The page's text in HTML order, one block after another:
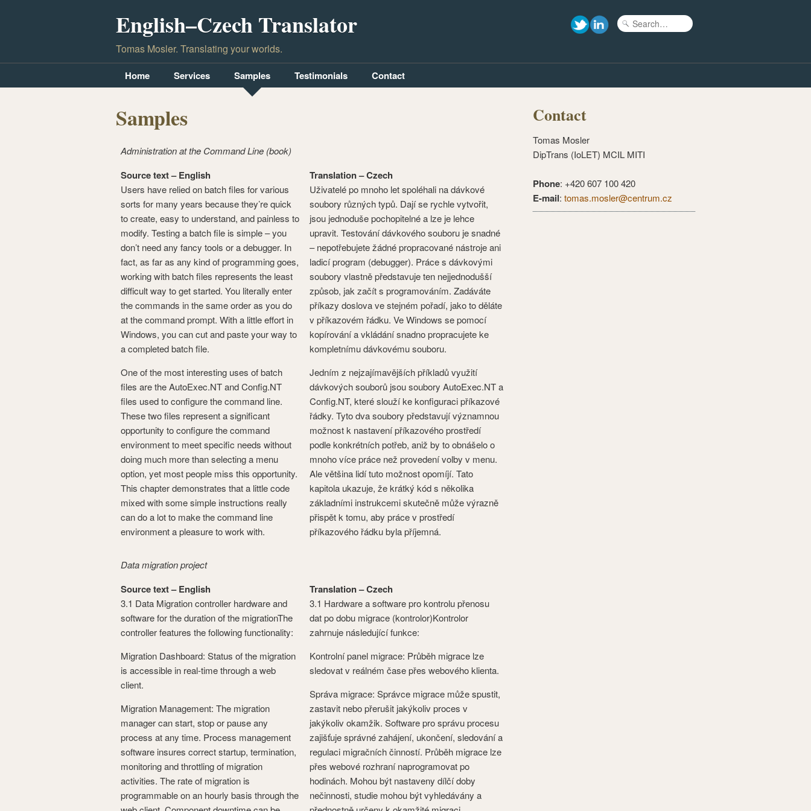
English–Czech Translator
Tomas Mosler. Translating your worlds.
Home Services Samples Testimonials Contact
Samples
Administration at the Command Line (book)
Source text – English
Users have relied on batch files for various
sorts for many years because they’re quick
to create, easy to understand, and painless to
modify. Testing a batch file is simple – you
don’t need any fancy tools or a debugger. In
fact, as far as any kind of programming goes,
working with batch files represents the least
difficult way to get started. You literally enter
the commands in the same order as you do
at the command prompt. With a little effort in
Windows, you can cut and paste your way to
a completed batch file.
One of the most interesting uses of batch
files are the AutoExec.NT and Config.NT
files used to configure the command line.
These two files represent a significant
opportunity to configure the command
environment to meet specific needs without
doing much more than selecting a menu
option, yet most people miss this opportunity.
This chapter demonstrates that a little code
mixed with some simple instructions really
can do a lot to make the command line
environment a pleasure to work with.
Translation – Czech
Uživatelé po mnoho let spoléhali na dávkové
soubory různých typů. Dají se rychle vytvořit,
jsou jednoduše pochopitelné a lze je lehce
upravit. Testování dávkového souboru je snadné
– nepotřebujete žádné propracované nástroje ani
ladicí program (debugger). Práce s dávkovými
soubory vlastně představuje ten nejjednodušší
způsob, jak začít s programováním. Zadáváte
příkazy doslova ve stejném pořadí, jako to děláte
v příkazovém řádku. Ve Windows se pomocí
kopírování a vkládání snadno propracujete ke
kompletnímu dávkovému souboru.
Jedním z nejzajímavějších příkladů využití
dávkových souborů jsou soubory AutoExec.NT a
Config.NT, které slouží ke konfiguraci příkazové
řádky. Tyto dva soubory představují významnou
možnost k nastavení příkazového prostředí
podle konkrétních potřeb, aniž by to obnášelo o
mnoho více práce než provedení volby v menu.
Ale většina lidí tuto možnost opomíjí. Tato
kapitola ukazuje, že krátký kód s několika
základními instrukcemi skutečně může výrazně
přispět k tomu, aby práce v prostředí
příkazového řádku byla příjemná.
Data migration project
Source text – English
3.1 Data Migration controller hardware and
software for the duration of the migrationThe
controller features the following functionality:
Migration Dashboard: Status of the migration
is accessible in real-time through a web
client.
Migration Management: The migration
manager can start, stop or pause any
process at any time. Process management
software insures correct startup, termination,
monitoring and throttling of migration
activities. The rate of migration is
programmable on an hourly basis through the
Translation – Czech
3.1 Hardware a software pro kontrolu přenosu
dat po dobu migrace (kontrolor)Kontrolor
zahrnuje následující funkce:
Kontrolní panel migrace: Průběh migrace lze
sledovat v reálném čase přes webového klienta.
Správa migrace: Správce migrace může spustit,
zastavit nebo přerušit jakýkoliv proces v
jakýkoliv okamžik. Software pro správu procesu
zajišťuje správné zahájení, ukončení, sledování a
regulaci migračních činností. Průběh migrace lze
přes webové rozhraní naprogramovat po
hodinách. Mohou být nastaveny dílčí doby
nečinnosti, studie mohou být vyhledávány a
Contact
Tomas Mosler
DipTrans (IoLET) MCIL MITI
Phone: +420 607 100 420
E-mail:tomas.mosler@centrum.cz